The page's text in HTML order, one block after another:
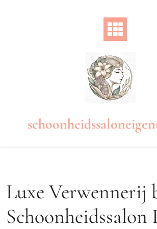
Luxe Verwennerij
Schoonheidssalon